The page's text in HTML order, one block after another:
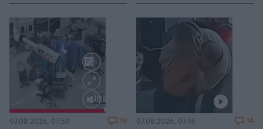
Loaded:
100.00%
07.08.2026, 07:50 19 07.08.2026, 07:16 14